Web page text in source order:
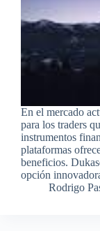
En el mercado
para los traders
instrumentos
plataformas
beneficios.
opción
Rodrigo